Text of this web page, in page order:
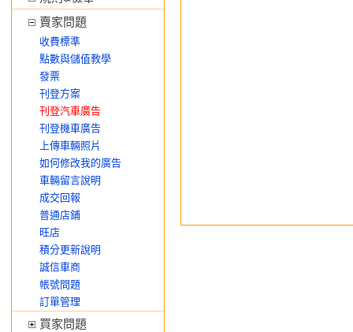
賣家問題
收費標準
點數與儲值教學
發票
刊登方案
刊登汽車廣告
刊登機車廣告
上傳車輛照片
如何修改我的廣告
車輛留言說明
成交回報
普通店鋪
旺店
積分更新說明
誠信車商
帳號問題
訂單管理
買家問題